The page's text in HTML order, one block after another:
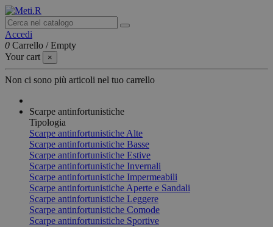
Accedi
0 Carrello /Empty
Your cart
×
Non ci sono più articoli nel tuo carrello
Scarpe antinfortunistiche
Tipologia
Scarpe antinfortunistiche Alte
Scarpe antinfortunistiche Basse
Scarpe antinfortunistiche Estive
Scarpe antinfortunistiche Invernali
Scarpe antinfortunistiche Impermeabili
Scarpe antinfortunistiche Aperte e Sandali
Scarpe antinfortunistiche Leggere
Scarpe antinfortunistiche Comode
Scarpe antinfortunistiche Sportive